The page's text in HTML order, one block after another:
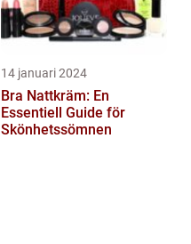
14 januari 2024
Bra Nattkräm: En
Essentiell Guide för
Skönhetssömnen